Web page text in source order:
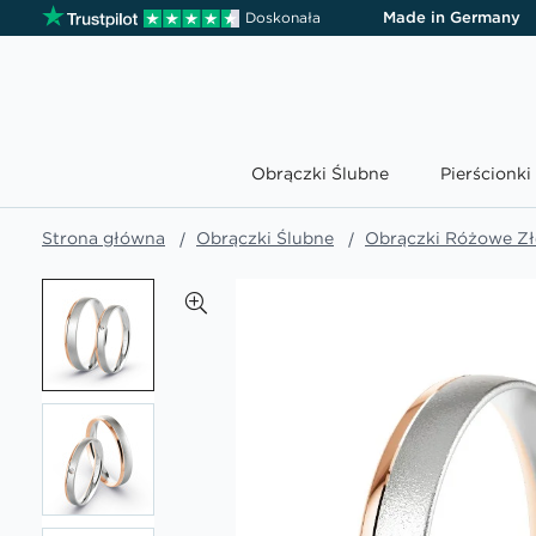
Doskonała Made in Germany
Obrączki Ślubne
Strona główna Obrączki Ślubne Obrączki Różowe
koniec
galerii